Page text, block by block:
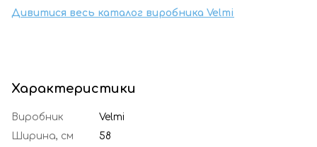
Дивитися весь каталог виробника Velmi
Характеристики
Виробник
Velmi
Ширина, см
58